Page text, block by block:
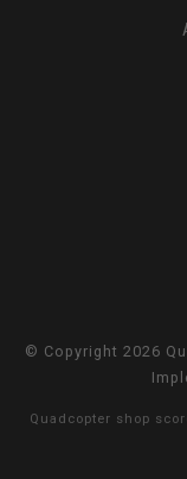
© Copyright 2026
Quadcopter shop